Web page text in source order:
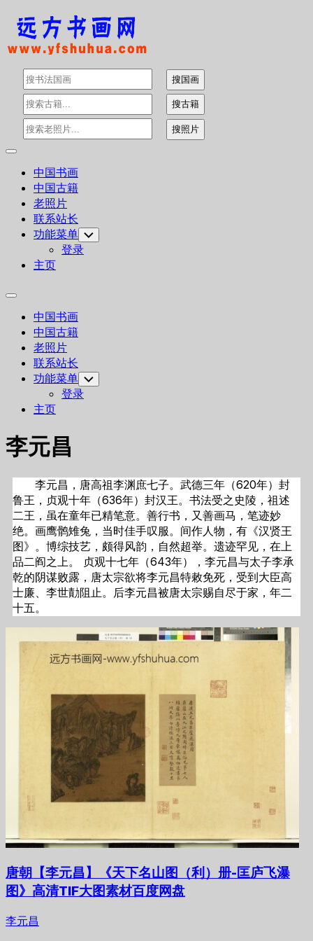
Skip
content
Expand
中国书画
中国古籍
老照片
联系站长
功能菜单 Toggle
Child
Menu
登录
主页
Expand
中国书画
中国古籍
老照片
联系站长
功能菜单 Toggle
Child
Menu
登录
主页
李元昌
李元昌，唐高祖李渊庶七子。武德三年（620年）封
鲁王，贞观十年（636年）封汉王。书法受之史陵，祖述
二王，虽在童年已精笔意。善行书，又善画马，笔迹妙
绝。画鹰鹘雉兔，当时佳手叹服。间作人物，有《汉贤王
图》。博综技艺，颇得风韵，自然超举。遗迹罕见，在上
品二阎之上。 贞观十七年（643年），李元昌与太子李承
乾的阴谋败露，唐太宗欲将李元昌特敕免死，受到大臣高
士廉、李世勣阻止。后李元昌被唐太宗赐自尽于家，年二
十五。
唐朝【李元昌】《天下名山图（利）册-匡庐飞瀑
图》高清TIF大图素材百度网盘
李元昌